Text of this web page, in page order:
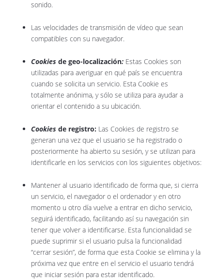
sonido.
Las velocidades de transmisión de vídeo que sean
compatibles con su navegador.
Cookies de geo-localización: Estas Cookies son
utilizadas para averiguar en qué país se encuentra
cuando se solicita un servicio. Esta Cookie es
totalmente anónima, y sólo se utiliza para ayudar a
orientar el contenido a su ubicación.
Cookies de registro: Las Cookies de registro se
generan una vez que el usuario se ha registrado o
posteriormente ha abierto su sesión, y se utilizan para
identificarle en los servicios con los siguientes objetivos:
Mantener al usuario identificado de forma que, si cierra
un servicio, el navegador o el ordenador y en otro
momento u otro día vuelve a entrar en dicho servicio,
seguirá identificado, facilitando así su navegación sin
tener que volver a identificarse. Esta funcionalidad se
puede suprimir si el usuario pulsa la funcionalidad
“cerrar sesión”, de forma que esta Cookie se elimina y la
próxima vez que entre en el servicio el usuario tendrá
que iniciar sesión para estar identificado.